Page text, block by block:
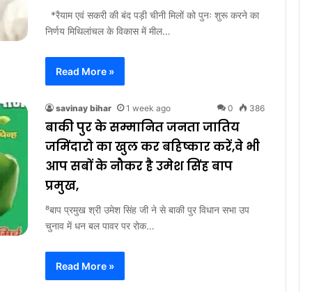
*रैयाम एवं सकरी की बंद पड़ी चीनी मिलों को पुनः शुरू करने का
निर्णय मिथिलांचल के विकास में मील…
Read More »
savinay bihar 1 week ago 0 386
बाकी पुर के सम्मानित जनता जातिय
जमिंदारो का खुल कर बहिष्कार करें,वे भी
आप सबों के नौकर है उमेश सिंह बाप
प्रमुख,
⁸बाप प्रमुख श्री उमेश सिंह जी ने से बाकी पुर विधान सभा उप
चुनाव में धन बल पावर पर रोक…
Read More »